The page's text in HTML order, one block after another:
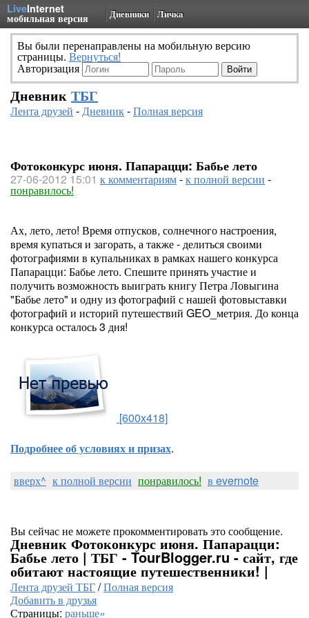
LiveInternet
мобильная версия Дневники Личка
Вы были перенаправлены на мобильную версию
страницы. Вернуться!
Авторизация
Дневник ТБГ
Лента друзей -Дневник-Полная версия
Фотоконкурс июня. Папарацци: Бабье лето
27-06-2012 15:01 к комментариям-к полной версии -
понравилось!
Ах, лето, лето! Время отпусков, солнечного настроения,
время купаться и загорать, а также - делиться своими
фотографиями в купальниках в рамках нашего конкурса
Папарацци: Бабье лето. Спешите принять участие и
получить возможность выиграть книгу Петра Ловыгина
"Бабье лето" и одну из фотографий с нашей фотовыставки
фотографий и историй путешествий GEO_метрия. До конца
конкурса осталось 3 дня!
[600x418]
Подробнее об условиях и призах.
вверх^ к полной версии понравилось! в evernote
Вы сейчас не можете прокомментировать это сообщение.
Дневник Фотоконкурс июня. Папарацци:
Бабье лето | ТБГ - TourBlogger.ru - сайт, где
обитают настоящие путешественники! |
Лента друзей ТБГ/Полная версия
Добавить в друзья
Страницы: раньше»